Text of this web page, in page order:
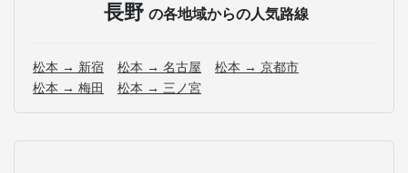
長野 の各地域からの人気路線
松本 → 新宿 松本 → 名古屋
松本 → 京都市
松本 → 梅田
松本 → 三ノ宮